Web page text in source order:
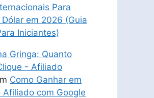
Para
em 2026 (Guia
Iniciantes)
Gringa: Quanto
- Afiliado
Como Ganhar em
Afiliado com Google